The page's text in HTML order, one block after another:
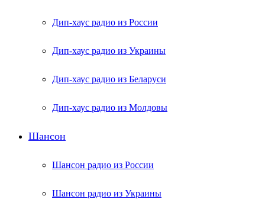
Дип-хаус радио из России
Дип-хаус радио из Украины
Дип-хаус радио из Беларуси
Дип-хаус радио из Молдовы
Шансон
Шансон радио из России
Шансон радио из Украины